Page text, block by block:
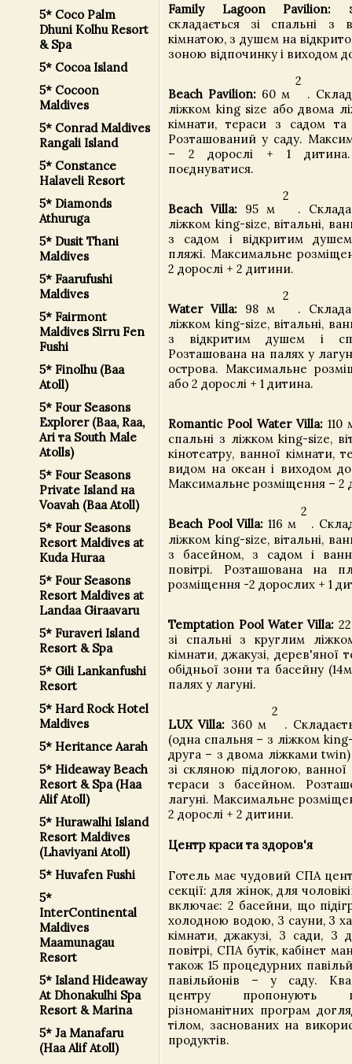
5* Coco Palm
Dhuni Kolhu Resort
& Spa
5* Cocoa Island
5* Cocoon
Maldives
5* Conrad Maldives
Rangali Island
5* Constance
Halaveli Resort
5* Diamonds
Athuruga
5* Dusit Thani
Maldives
5* Faarufushi
Maldives
5* Fairmont
Maldives Sirru Fen
Fushi
5* Finolhu (Baa
Atoll)
5* Four Seasons
Explorer (Baa, Raa,
Ari та South Male
Atolls)
5* Four Seasons
Private Island на
Voavah (Baa Atoll)
5* Four Seasons
Resort Maldives at
Kuda Huraa
5* Four Seasons
Resort Maldives at
Landaa Giraavaru
5* Furaveri Island
Resort & Spa
5* Gili Lankanfushi
Resort
5* Hard Rock Hotel
Maldives
5* Heritance Aarah
5* Hideaway Beach
Resort & Spa (Haa
Alif Atoll)
5* Hurawalhi Island
Resort Maldives
(Lhaviyani Atoll)
5* Huvafen Fushi
5*
InterContinental
Maldives
Maamunagau
Resort
5* Island Hideaway
At Dhonakulhi Spa
Resort & Marina
5* Ja Manafaru
(Haa Alif Atoll)
Family Lagoon Pavilion:
складається зі спальні з
кімнатою, з душем на
зоною відпочинку і виходом
Beach Pavilion: 60 м
2
.
ліжком king size або двома
кімнати, тераси з садом
Розташований у саду.
– 2 дорослі + 1
поєднуватися.
Beach Villa: 95 м
2
.
ліжком king-size, вітальні,
з садом і відкритим
пляжі. Максимальне
2 дорослі + 2 дитини.
Water Villa: 98 м
2
.
ліжком king-size, вітальні,
з відкритим душем і
Розташована на палях у
острова. Максимальне
або 2 дорослі + 1 дитина.
Romantic Pool Water Villa:
спальні з ліжком king-size,
кінотеатру, ванної кімнати,
видом на океан і виходом
Максимальне розміщення – 2
Beach Pool Villa: 116 м
2
.
ліжком king-size, вітальні,
з басейном, з садом і
повітрі. Розташована на
розміщення -2 дорослих + 1
Temptation Pool Water Villa:
зі спальні з круглим
кімнати, джакузі, дерев'яної
обідньої зони та басейну
палях у лагуні.
LUX Villa: 360 м
2
.
(одна спальня – з ліжком
друга – з двома ліжками twin)
зі скляною підлогою, ванної
тераси з басейном.
лагуні. Максимальне
2 дорослі + 2 дитини.
Центр краси та здоров'я
Готель має чудовий СПА
секції: для жінок, для
включає: 2 басейни, що
холодною водою, 3 сауни, 3
кімнати, джакузі, 3 сади, 3
повітрі, СПА бутік, кабінет
також 15 процедурних
павільйонів – у саду.
центру пропонують
різноманітних програм
тілом, заснованих на
продуктів.